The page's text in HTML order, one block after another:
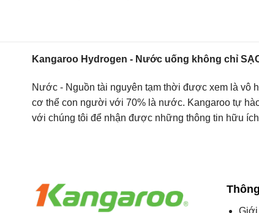
Kangaroo Hydrogen - Nước uống không chỉ
Nước - Nguồn tài nguyên tạm thời được xem là vô
cơ thể con người với 70% là nước. Kangaroo tự
với chúng tôi để nhận được những thông tin hữu
Giới